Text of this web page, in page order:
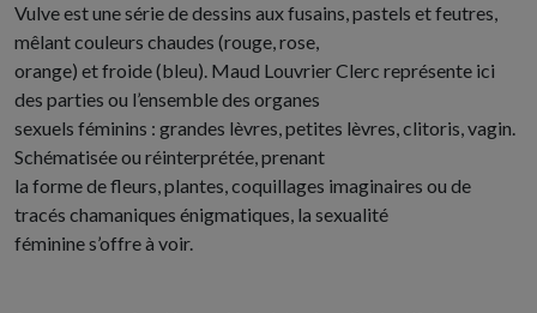
Vulve est une série de dessins aux fusains, pastels et feutres,
mêlant couleurs chaudes (rouge, rose,
orange) et froide (bleu). Maud Louvrier Clerc représente ici
des parties ou l’ensemble des organes
sexuels féminins : grandes lèvres, petites lèvres, clitoris, vagin.
Schématisée ou réinterprétée, prenant
la forme de fleurs, plantes, coquillages imaginaires ou de
tracés chamaniques énigmatiques, la sexualité
féminine s’offre à voir.